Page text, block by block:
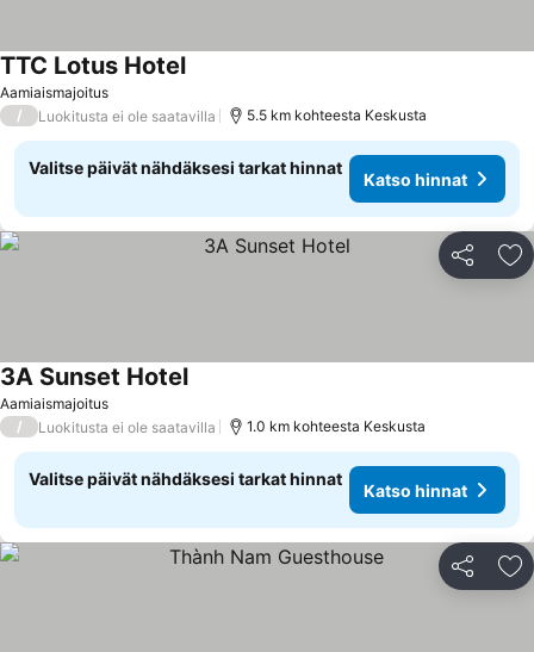
Aamiaismajoitus
TTC Lotus Hotel
/ Luokitusta ei ole saatavilla 5.5 km kohteesta Keskusta
Valitse päivät nähdäksesi tarkat hinnat
Katso hinnat
Jaa
Aamiaismajoitus
3A Sunset Hotel
/ Luokitusta ei ole saatavilla 1.0 km kohteesta Keskusta
Valitse päivät nähdäksesi tarkat hinnat
Katso hinnat
Jaa